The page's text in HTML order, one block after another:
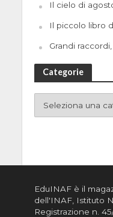
Il cielo di
Il piccolo libro
Grandi
Categorie
EduINAF è il
dell'INAF, Istituto
Registrazione n.